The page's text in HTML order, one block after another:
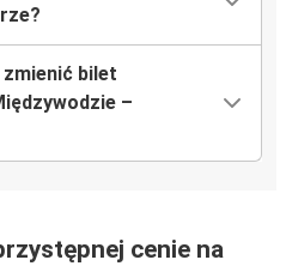
bilet
–
cenie na